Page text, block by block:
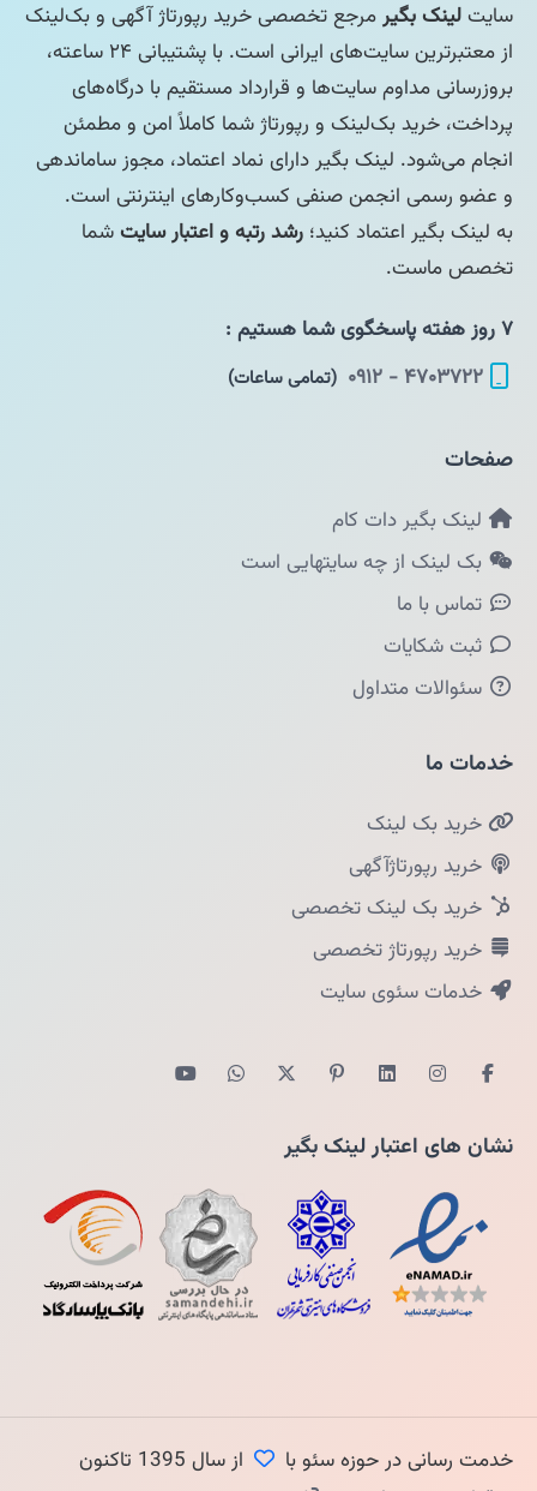
سایتلینک بگیرمرجع تخصصی خرید رپورتاژ آگهی و بک‌لینک
از معتبرترین سایت‌های ایرانی است. با پشتیبانی ۲۴ ساعته،
بروزرسانی مداوم سایت‌ها و قرارداد مستقیم با درگاه‌های
پرداخت، خرید بک‌لینک و رپورتاژ شما کاملاً امن و مطمئن
انجام می‌شود. لینک بگیر دارای نماد اعتماد، مجوز ساماندهی
و عضو رسمی انجمن صنفی کسب‌وکارهای اینترنتی است.
به لینک بگیر اعتماد کنید؛ رشد رتبه و اعتبار سایتشما
تخصص ماست.
۷ روز هفته پاسخگوی شما هستیم :
۴۷۰۳۷۲۲ - ۰۹۱۲
(تمامی ساعات)
صفحات
لینک بگیر دات کام
بک لینک از چه سایتهایی است
تماس با ما
ثبت شکایات
سئوالات متداول
خدمات ما
خرید بک لینک
خرید رپورتاژآگهی
خرید بک لینک تخصصی
خرید رپورتاژ تخصصی
خدمات سئوی سایت
نشان های اعتبار لینک بگیر
خدمت رسانی در حوزه سئو با
از سال 1395 تاکنون